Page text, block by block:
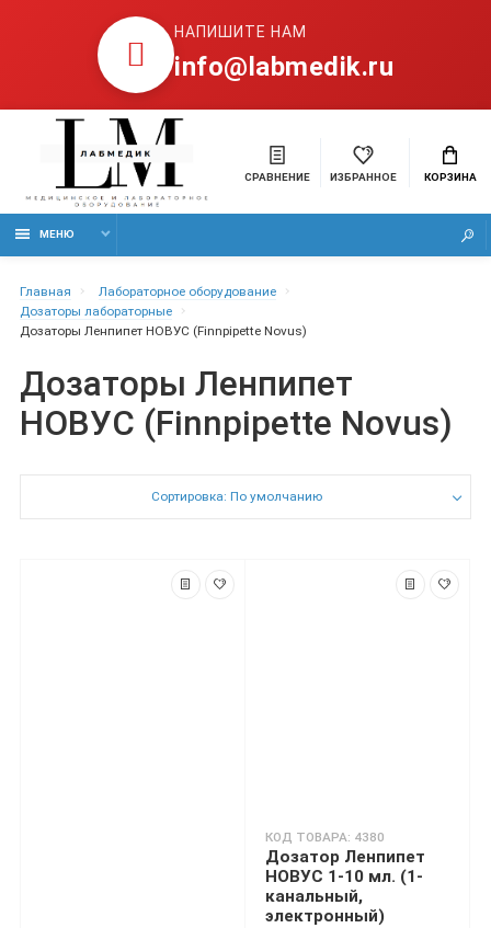
НАПИШИТЕ НАМ
info@labmedik.ru
СРАВНЕНИЕ ИЗБРАННОЕ КОРЗИНА
МЕНЮ
Главная
Лабораторное оборудование
Дозаторы лабораторные
Дозаторы Ленпипет НОВУС (Finnpipette Novus)
Дозаторы Ленпипет
НОВУС (Finnpipette Novus)
Сортировка: По умолчанию
КОД ТОВАРА: 4380
Дозатор Ленпипет
НОВУС 1-10 мл. (1-
канальный,
электронный)